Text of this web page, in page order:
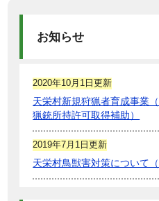
お知らせ
2020年10月1日更新
天栄村新規狩猟者育成事業
猟銃所持許可取得補助）
2019年7月1日更新
天栄村鳥獣害対策について